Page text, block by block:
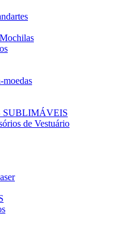
moedas
SUBLIMÁVEIS
de Vestuário